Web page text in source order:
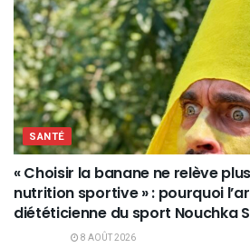
SANTÉ
« Choisir la banane ne relève
nutrition sportive » : pourquoi
diététicienne du sport Nouchka
8 AOÛT 2026